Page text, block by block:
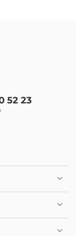
керамический
52 23